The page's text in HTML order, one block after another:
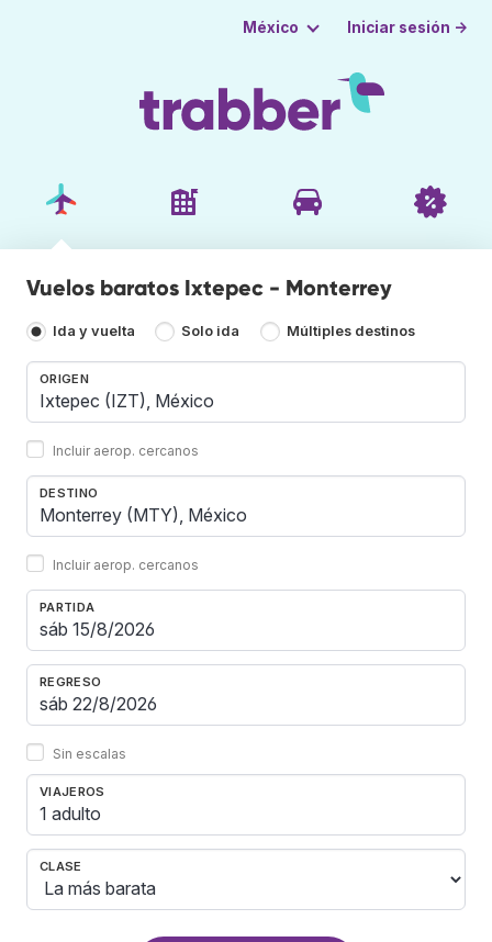
México Iniciar sesión →
Vuelos baratos Ixtepec - Monterrey
Ida y vuelta Solo ida Múltiples destinos
ORIGEN
Incluir aerop. cercanos
DESTINO
Incluir aerop. cercanos
PARTIDA
REGRESO
Sin escalas
VIAJEROS
1 adulto
CLASE